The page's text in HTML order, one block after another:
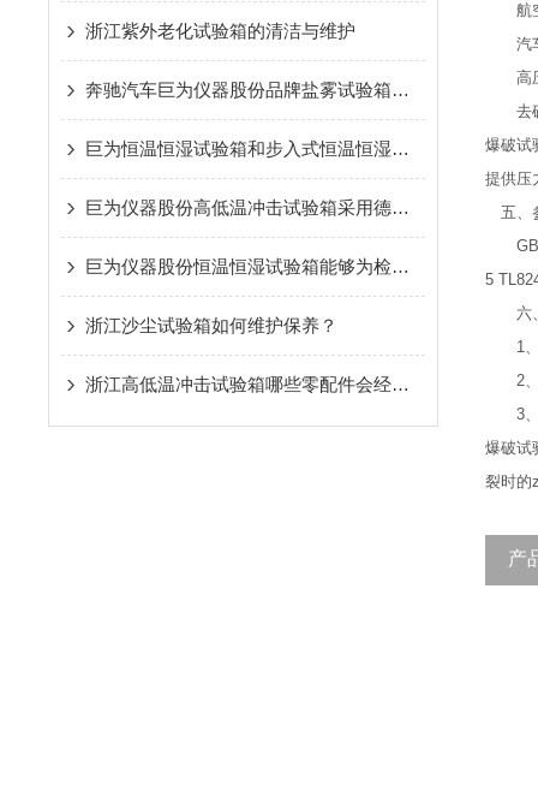
浙江紫外老化试验箱的清洁与维护
奔驰汽车巨为仪器股份品牌盐雾试验箱指导说明书
巨为恒温恒湿试验箱和步入式恒温恒湿房的区别
巨为仪器股份高低温冲击试验箱采用德国伟思富奇冷冻技术
巨为仪器股份恒温恒湿试验箱能够为检测提供准确的依据
浙江沙尘试验箱如何维护保养？
浙江高低温冲击试验箱哪些零配件会经常损坏
航空
汽车
高压
去矿
爆破试
提供压
五、
GB/
5
六、
1、
2、
3、
爆破试
裂时的
产